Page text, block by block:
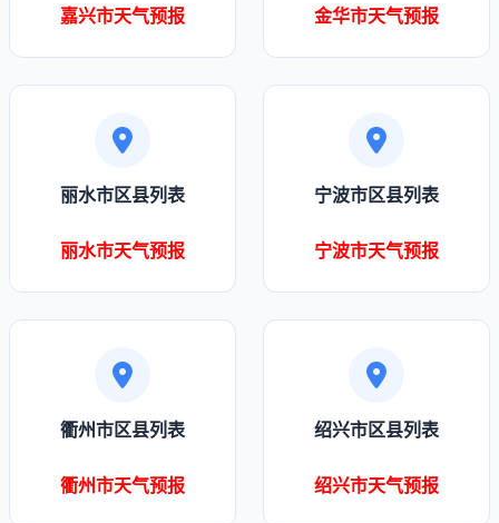
嘉兴市天气预报 金华市天气预报
丽水市区县列表
丽水市天气预报
宁波市区县列表
宁波市天气预报
衢州市区县列表
衢州市天气预报
绍兴市区县列表
绍兴市天气预报